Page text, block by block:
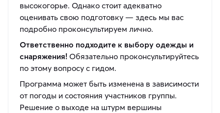
высокогорье. Однако стоит адекватно
оценивать свою подготовку — здесь мы вас
подробно проконсультируем лично.
Ответственно подходите к выбору одежды и
снаряжения! Обязательно проконсультируйтесь
по этому вопросу с гидом.
Программа может быть изменена в зависимости
от погоды и состояния участников группы.
Решение о выходе на штурм вершины